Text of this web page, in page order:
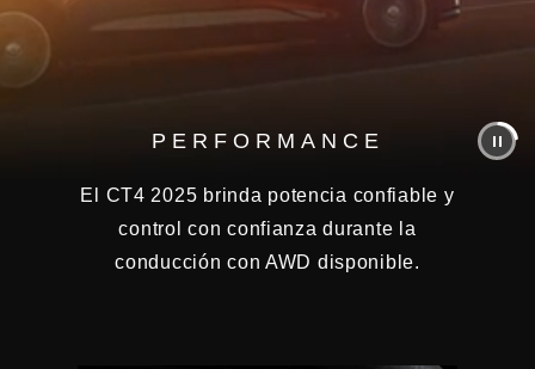
PERFORMANCE
El CT4 2025 brinda potencia confiable y
control con confianza durante la
conducción con AWD disponible.